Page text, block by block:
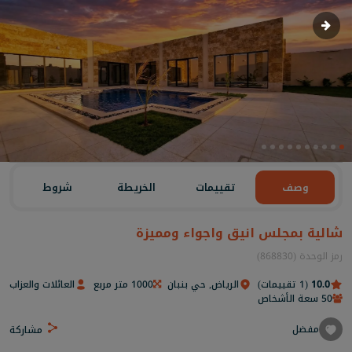
وصف تقييمات الخريطة شروط
شالية بمجلس انيق واجواء ومميزة
رمز الوحدة (868830)
10.0 (1 تقييمات) الرياض, حي بنبان 1000 متر مربع
العائلات والعزاب
50 سعة الأشخاص
مفضل
مشاركة